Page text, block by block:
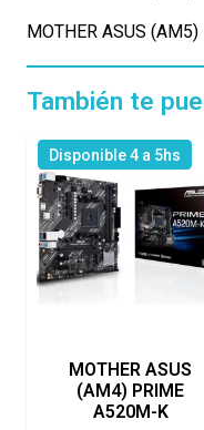
MOTHER ASUS
También te
Disponible 4 a 5hs
MOTHER ASUS
(AM4) PRIME
A520M-K